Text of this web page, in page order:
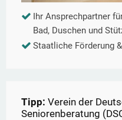
Ihr Ansprechpartner
Bad, Duschen und
Staatliche Förderung
Tipp: Verein der
Seniorenberatung